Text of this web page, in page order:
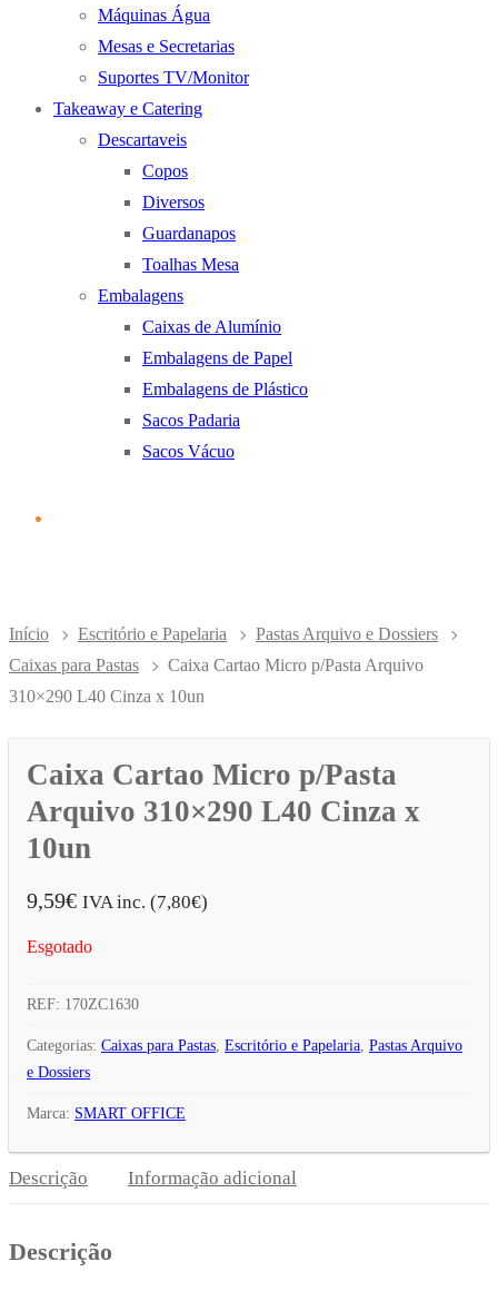
Máquinas Água
Mesas e Secretarias
Suportes TV/Monitor
Takeaway e Catering
Descartaveis
Copos
Diversos
Guardanapos
Toalhas Mesa
Embalagens
Caixas de Alumínio
Embalagens de Papel
Embalagens de Plástico
Sacos Padaria
Sacos Vácuo
Início Escritório e Papelaria
Pastas Arquivo e Dossiers
Caixas para Pastas
Caixa Cartao Micro p/Pasta Arquivo
310×290 L40 Cinza x 10un
Caixa Cartao Micro p/Pasta
Arquivo 310×290 L40 Cinza x
10un
9,59€ IVA inc. (7,80€)
Esgotado
REF: 170ZC1630
Categorias: Caixas para Pastas, Escritório e Papelaria, Pastas Arquivo
e Dossiers
Marca: SMART OFFICE
Descrição Informação adicional
Descrição